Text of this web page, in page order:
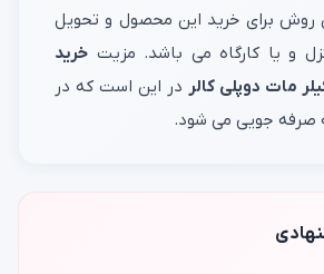
روش برای خرید این محصول و تحویل
و یا کارگاه می باشد. مزیت خرید
مات دوپلی کالر در این است که در
صرفه جویی می شود.